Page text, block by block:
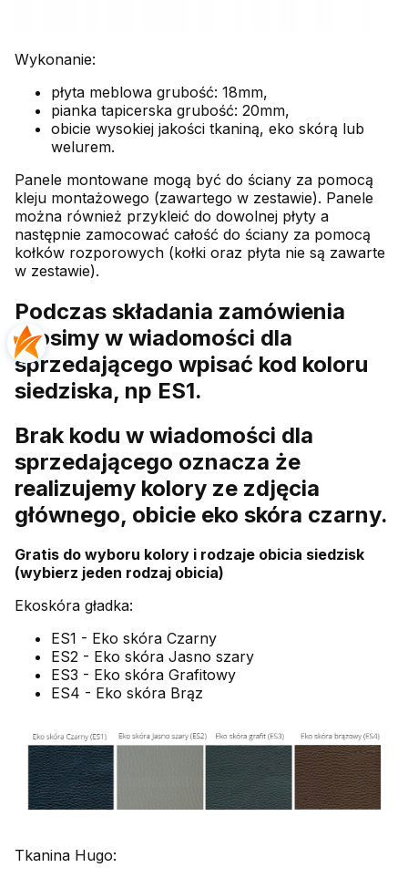
Wykonanie:
płyta meblowa grubość: 18mm,
pianka tapicerska grubość: 20mm,
obicie wysokiej jakości tkaniną, eko skórą lub
welurem.
Panele montowane mogą być do ściany za pomocą
kleju montażowego (zawartego w zestawie). Panele
można również przykleić do dowolnej płyty a
następnie zamocować całość do ściany za pomocą
kołków rozporowych (kołki oraz płyta nie są zawarte
w zestawie).
Podczas składania zamówienia
prosimy w wiadomości dla
sprzedającego wpisać kod koloru
siedziska, np ES1.
Brak kodu w wiadomości dla
sprzedającego oznacza że
realizujemy kolory ze zdjęcia
głównego, obicie eko skóra czarny.
Gratis do wyboru kolory i rodzaje obicia siedzisk
(wybierz jeden rodzaj obicia)
Ekoskóra gładka:
ES1 - Eko skóra Czarny
ES2 - Eko skóra Jasno szary
ES3 - Eko skóra Grafitowy
ES4 - Eko skóra Brąz
Tkanina Hugo: